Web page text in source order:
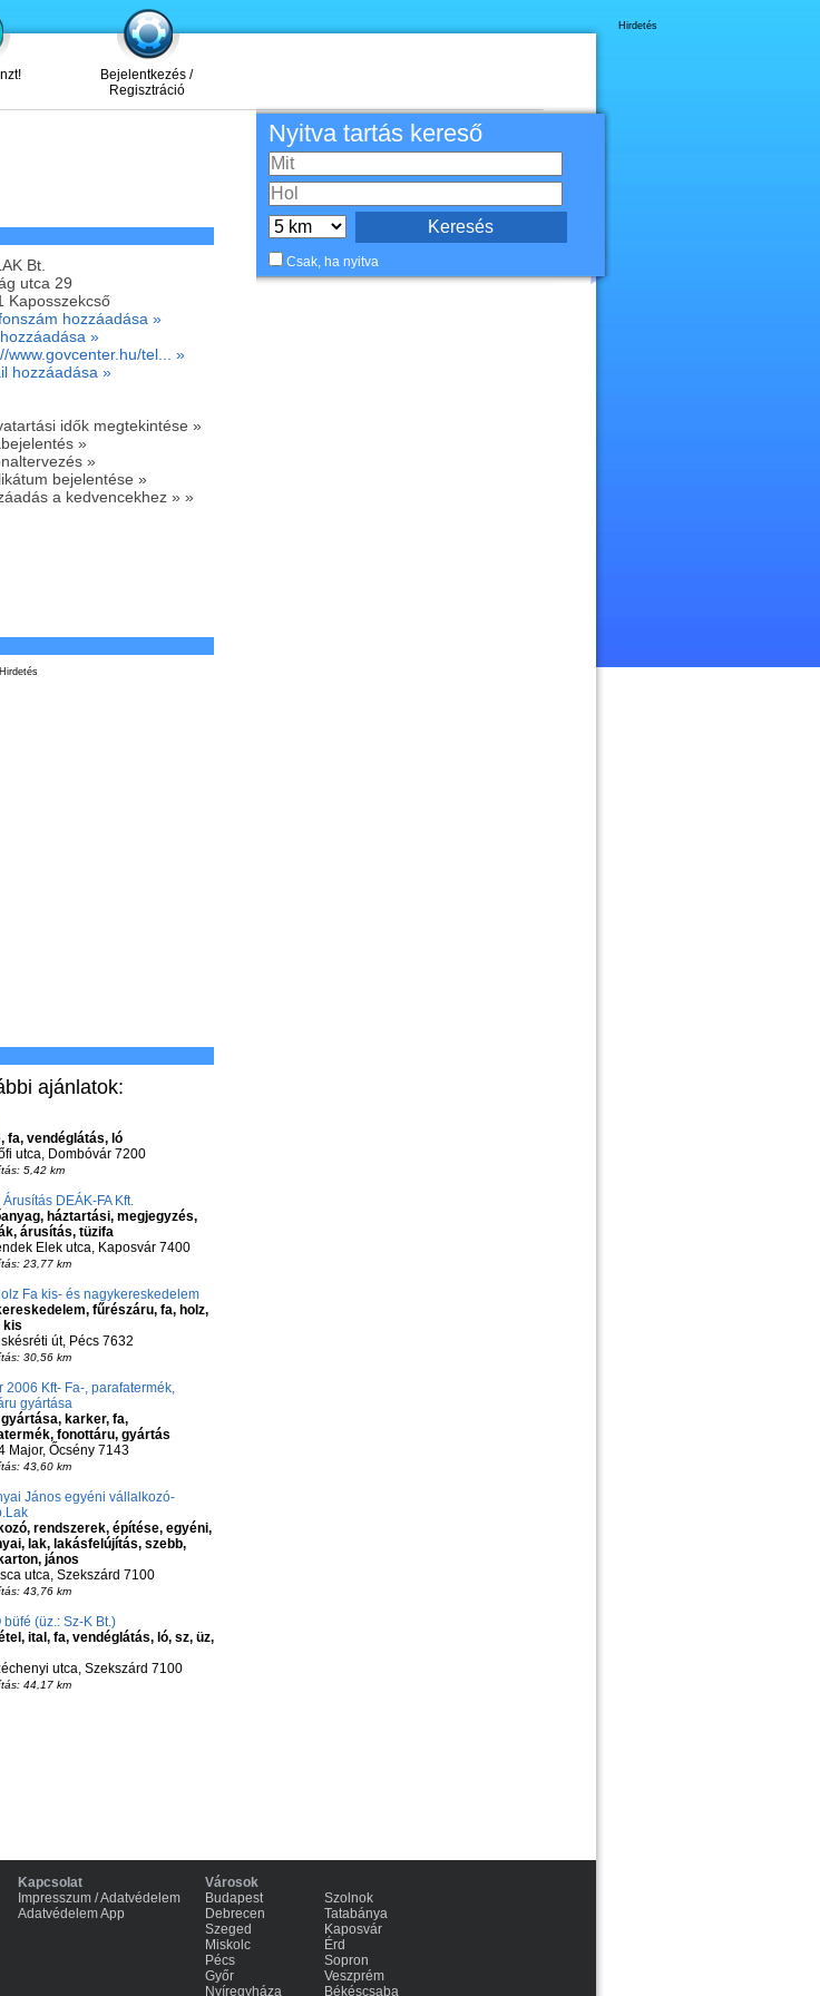
Bejelentkezés /
Regisztráció
Bt.
utca 29
Kaposszekcső
hozzáadása »
»
www.govcenter.hu/tel... »
hozzáadása »
idők megtekintése »
»
»
bejelentése »
a kedvencekhez » »
Hirdetés
ajánlatok:
fa, vendéglátás, ló
utca, Dombóvár 7200
5,42 km
DEÁK-FA Kft.
háztartási, megjegyzés,
árusítás, tüzifa
Elek utca, Kaposvár 7400
23,77 km
Fa kis- és nagykereskedelem
fűrészáru, fa, holz,
kis
út, Pécs 7632
30,56 km
2006 Kft- Fa-, parafatermék,
gyártása
karker, fa,
fonottáru, gyártás
Major, Őcsény 7143
43,60 km
János egyéni vállalkozó-
rendszerek, építése, egyéni,
lak, lakásfelújítás, szebb,
jános
utca, Szekszárd 7100
43,76 km
büfé (üz.: Sz-K Bt.)
ital, fa, vendéglátás, ló, sz, üz,
utca, Szekszárd 7100
44,17 km
Hirdetés
Nyitva tartás kereső
Csak, ha nyitva
Kapcsolat
Impresszum / Adatvédelem
Adatvédelem App
Városok
Budapest
Debrecen
Szeged
Miskolc
Pécs
Győr
Nyíregyháza
Szolnok
Tatabánya
Kaposvár
Érd
Sopron
Veszprém
Békéscsaba